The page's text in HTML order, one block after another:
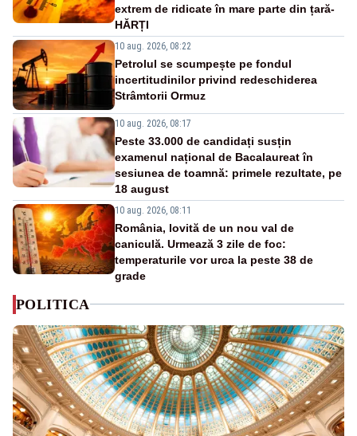
extrem de ridicate în mare parte din țară-
HĂRȚI
10 aug. 2026, 08:22
Petrolul se scumpește pe fondul
incertitudinilor privind redeschiderea
Strâmtorii Ormuz
10 aug. 2026, 08:17
Peste 33.000 de candidați susțin
examenul național de Bacalaureat în
sesiunea de toamnă: primele rezultate, pe
18 august
10 aug. 2026, 08:11
România, lovită de un nou val de
caniculă. Urmează 3 zile de foc:
temperaturile vor urca la peste 38 de
grade
POLITICA